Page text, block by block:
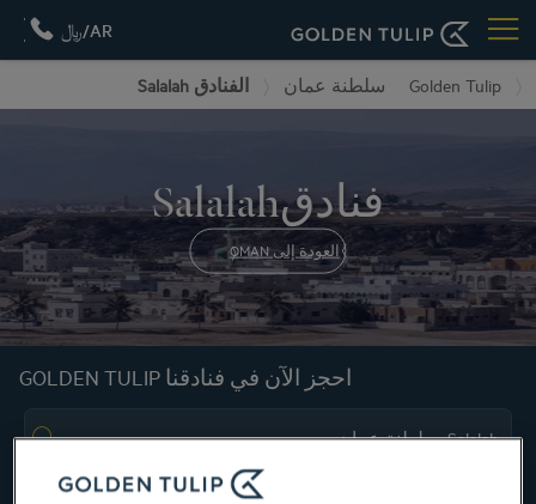
AR/﷼
Golden Tulip سلطنة عمان الفنادق Salalah
فنادقSalalah
العودة إلى OMAN
احجز الآن في فنادقنا GOLDEN TULIP